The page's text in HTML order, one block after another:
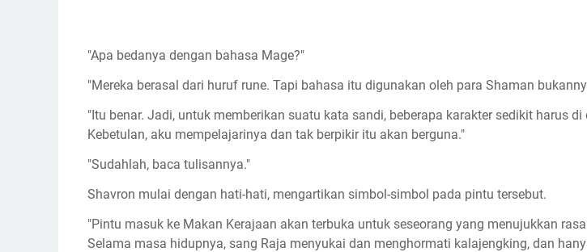
"Apa bedanya dengan bahasa Mage?"
"Mereka berasal dari huruf rune. Tapi bahasa itu digunakan oleh para Shaman
"Itu benar. Jadi, untuk memberikan suatu kata sandi, beberapa karakter sedikit harus di
Kebetulan, aku mempelajarinya dan tak berpikir itu akan berguna."
"Sudahlah, baca tulisannya."
Shavron mulai dengan hati-hati, mengartikan simbol-simbol pada pintu tersebut.
"Pintu masuk ke Makan Kerajaan akan terbuka untuk seseorang yang menujukkan
Selama masa hidupnya, sang Raja menyukai dan menghormati kalajengking, dan